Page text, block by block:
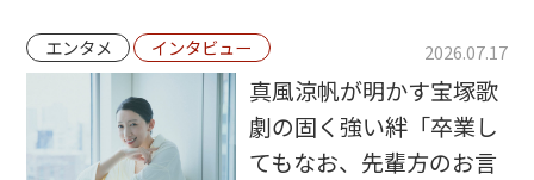
エンタメ インタビュー 2026.07.17
真風涼帆が明かす宝塚歌
劇の固く強い絆「卒業し
てもなお、先輩方のお言